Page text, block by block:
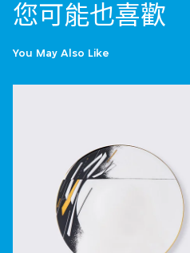
您可能也喜歡
You May Also Like